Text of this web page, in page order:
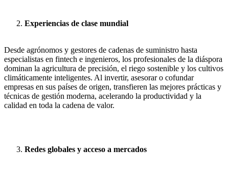
Experiencias de clase mundial
Desde agrónomos y gestores de cadenas de suministro hasta
especialistas en fintech e ingenieros, los profesionales de la diáspora
dominan la agricultura de precisión, el riego sostenible y los cultivos
climáticamente inteligentes. Al invertir, asesorar o cofundar
empresas en sus países de origen, transfieren las mejores prácticas y
técnicas de gestión moderna, acelerando la productividad y la
calidad en toda la cadena de valor.
Redes globales y acceso a mercados